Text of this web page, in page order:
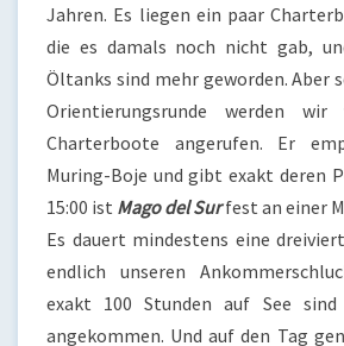
Jahren. Es liegen ein paar
die es damals noch nicht gab,
Öltanks sind mehr geworden. Aber
Orientierungsrunde werden
Charterboote angerufen. Er
Muring-Boje und gibt exakt deren
15:00 ist Mago del Surfest an einer
Es dauert mindestens eine
endlich unseren
exakt 100 Stunden auf See
angekommen. Und auf den Tag